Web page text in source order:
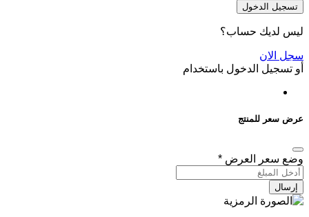
تسجيل الدخول
ليس لديك حساب؟
سجل الان
أو تسجيل الدخول باستخدام
عرض سعر للمنتج
وضع سعر العرض *
إرسال